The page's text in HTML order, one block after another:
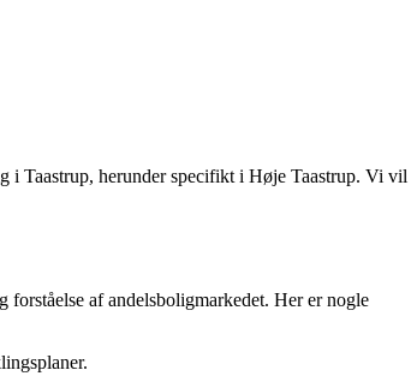
i Taastrup, herunder specifikt i Høje Taastrup. Vi vil
af andelsboligmarkedet. Her er nogle